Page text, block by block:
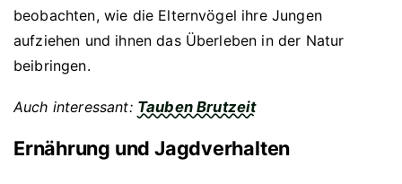
beobachten, wie die Elternvögel ihre Jungen
aufziehen und ihnen das Überleben in der Natur
beibringen.
Auch interessant: Tauben Brutzeit
Ernährung und Jagdverhalten